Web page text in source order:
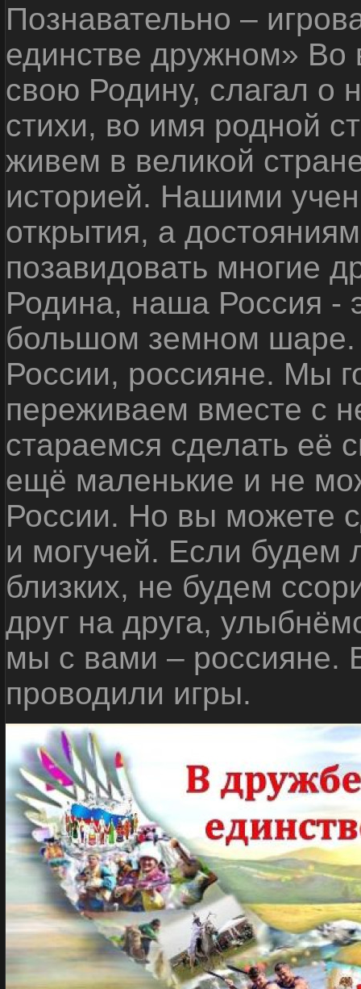
Познавательно –
единстве дружном»
свою Родину, слагал о
стихи, во имя родной
живем в великой
историей. Нашими
открытия, а
позавидовать многие
Родина, наша Россия -
большом земном
России, россияне. Мы
переживаем вместе с
стараемся сделать её
ещё маленькие и не
России. Но вы можете
и могучей. Если будем
близких, не будем
друг на друга,
мы с вами – россияне.
проводили игры.